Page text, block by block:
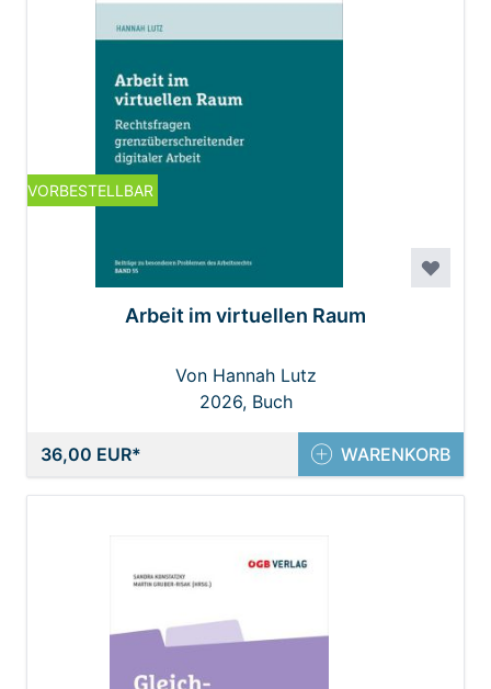
VORBESTELLBAR
Arbeit im virtuellen Raum
Von Hannah Lutz
2026, Buch
36,00 EUR WARENKORB